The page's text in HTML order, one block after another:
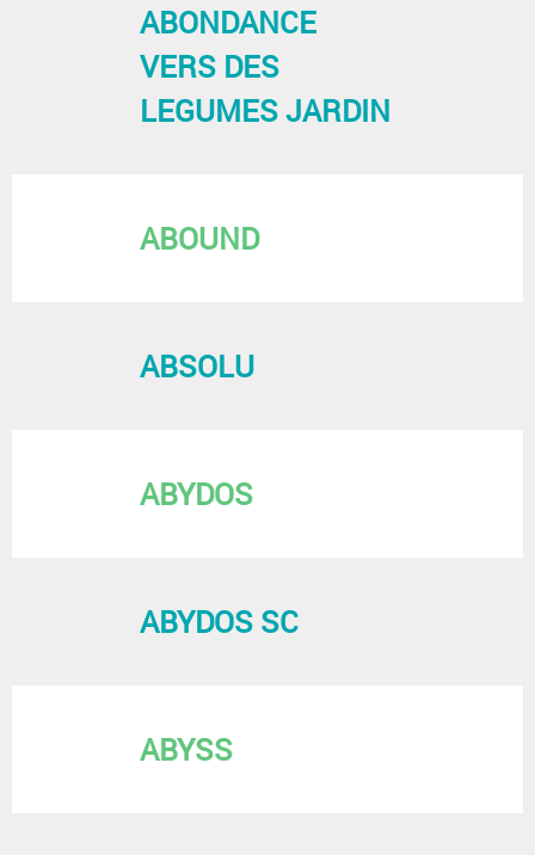
ABONDANCE
VERS DES
LEGUMES JARDIN
ABOUND
ABSOLU
ABYDOS
ABYDOS SC
ABYSS